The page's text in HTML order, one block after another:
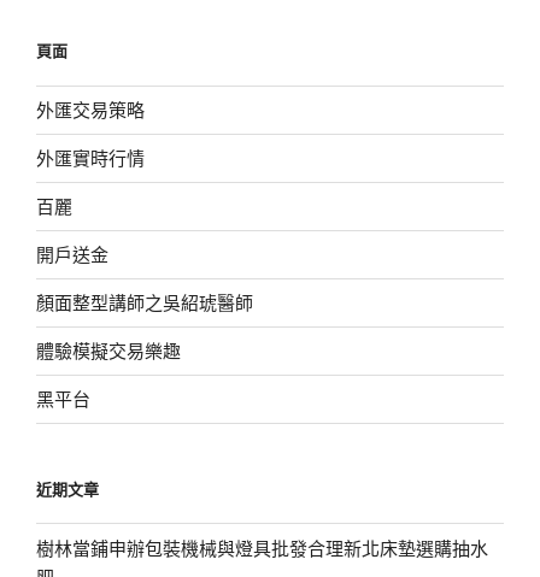
字:
頁面
外匯交易策略
外匯實時行情
百麗
開戶送金
顏面整型講師之吳紹琥醫師
體驗模擬交易樂趣
黑平台
近期文章
樹林當鋪申辦包裝機械與燈具批發合理新北床墊選購抽水